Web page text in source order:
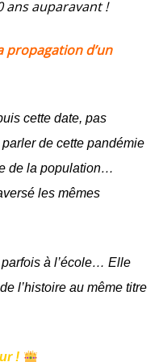
ans auparavant !
propagation d’un
cette date, pas
parler de cette pandémie
de la population…
les mêmes
parfois à l’école… Elle
l’histoire au même titre
!